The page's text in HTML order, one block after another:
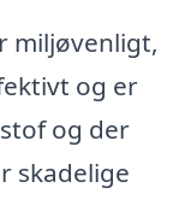
miljøvenligt,
og er
og der
skadelige